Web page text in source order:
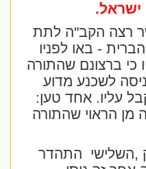
רצה הקב"ה לתת
- באו לפניו
כי ברצונם שהתורה
לשכנע מדוע
עליו. אחד טען:
הראוי שהתורה
התהדר